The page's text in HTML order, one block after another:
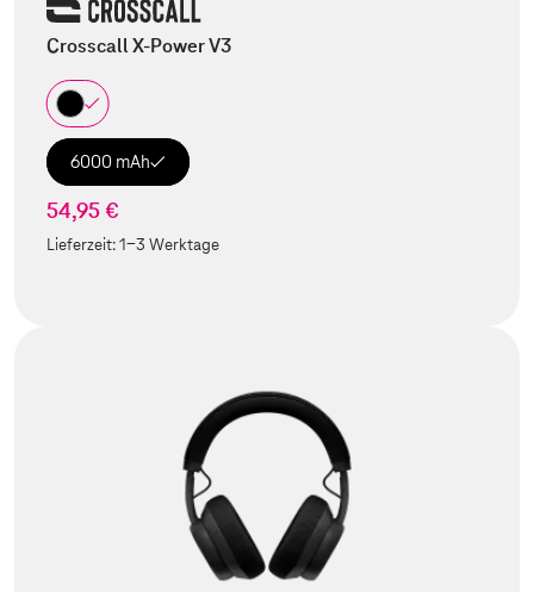
Crosscall X-Power V3
6000 mAh
54,95 €
Lieferzeit:1-3 Werktage